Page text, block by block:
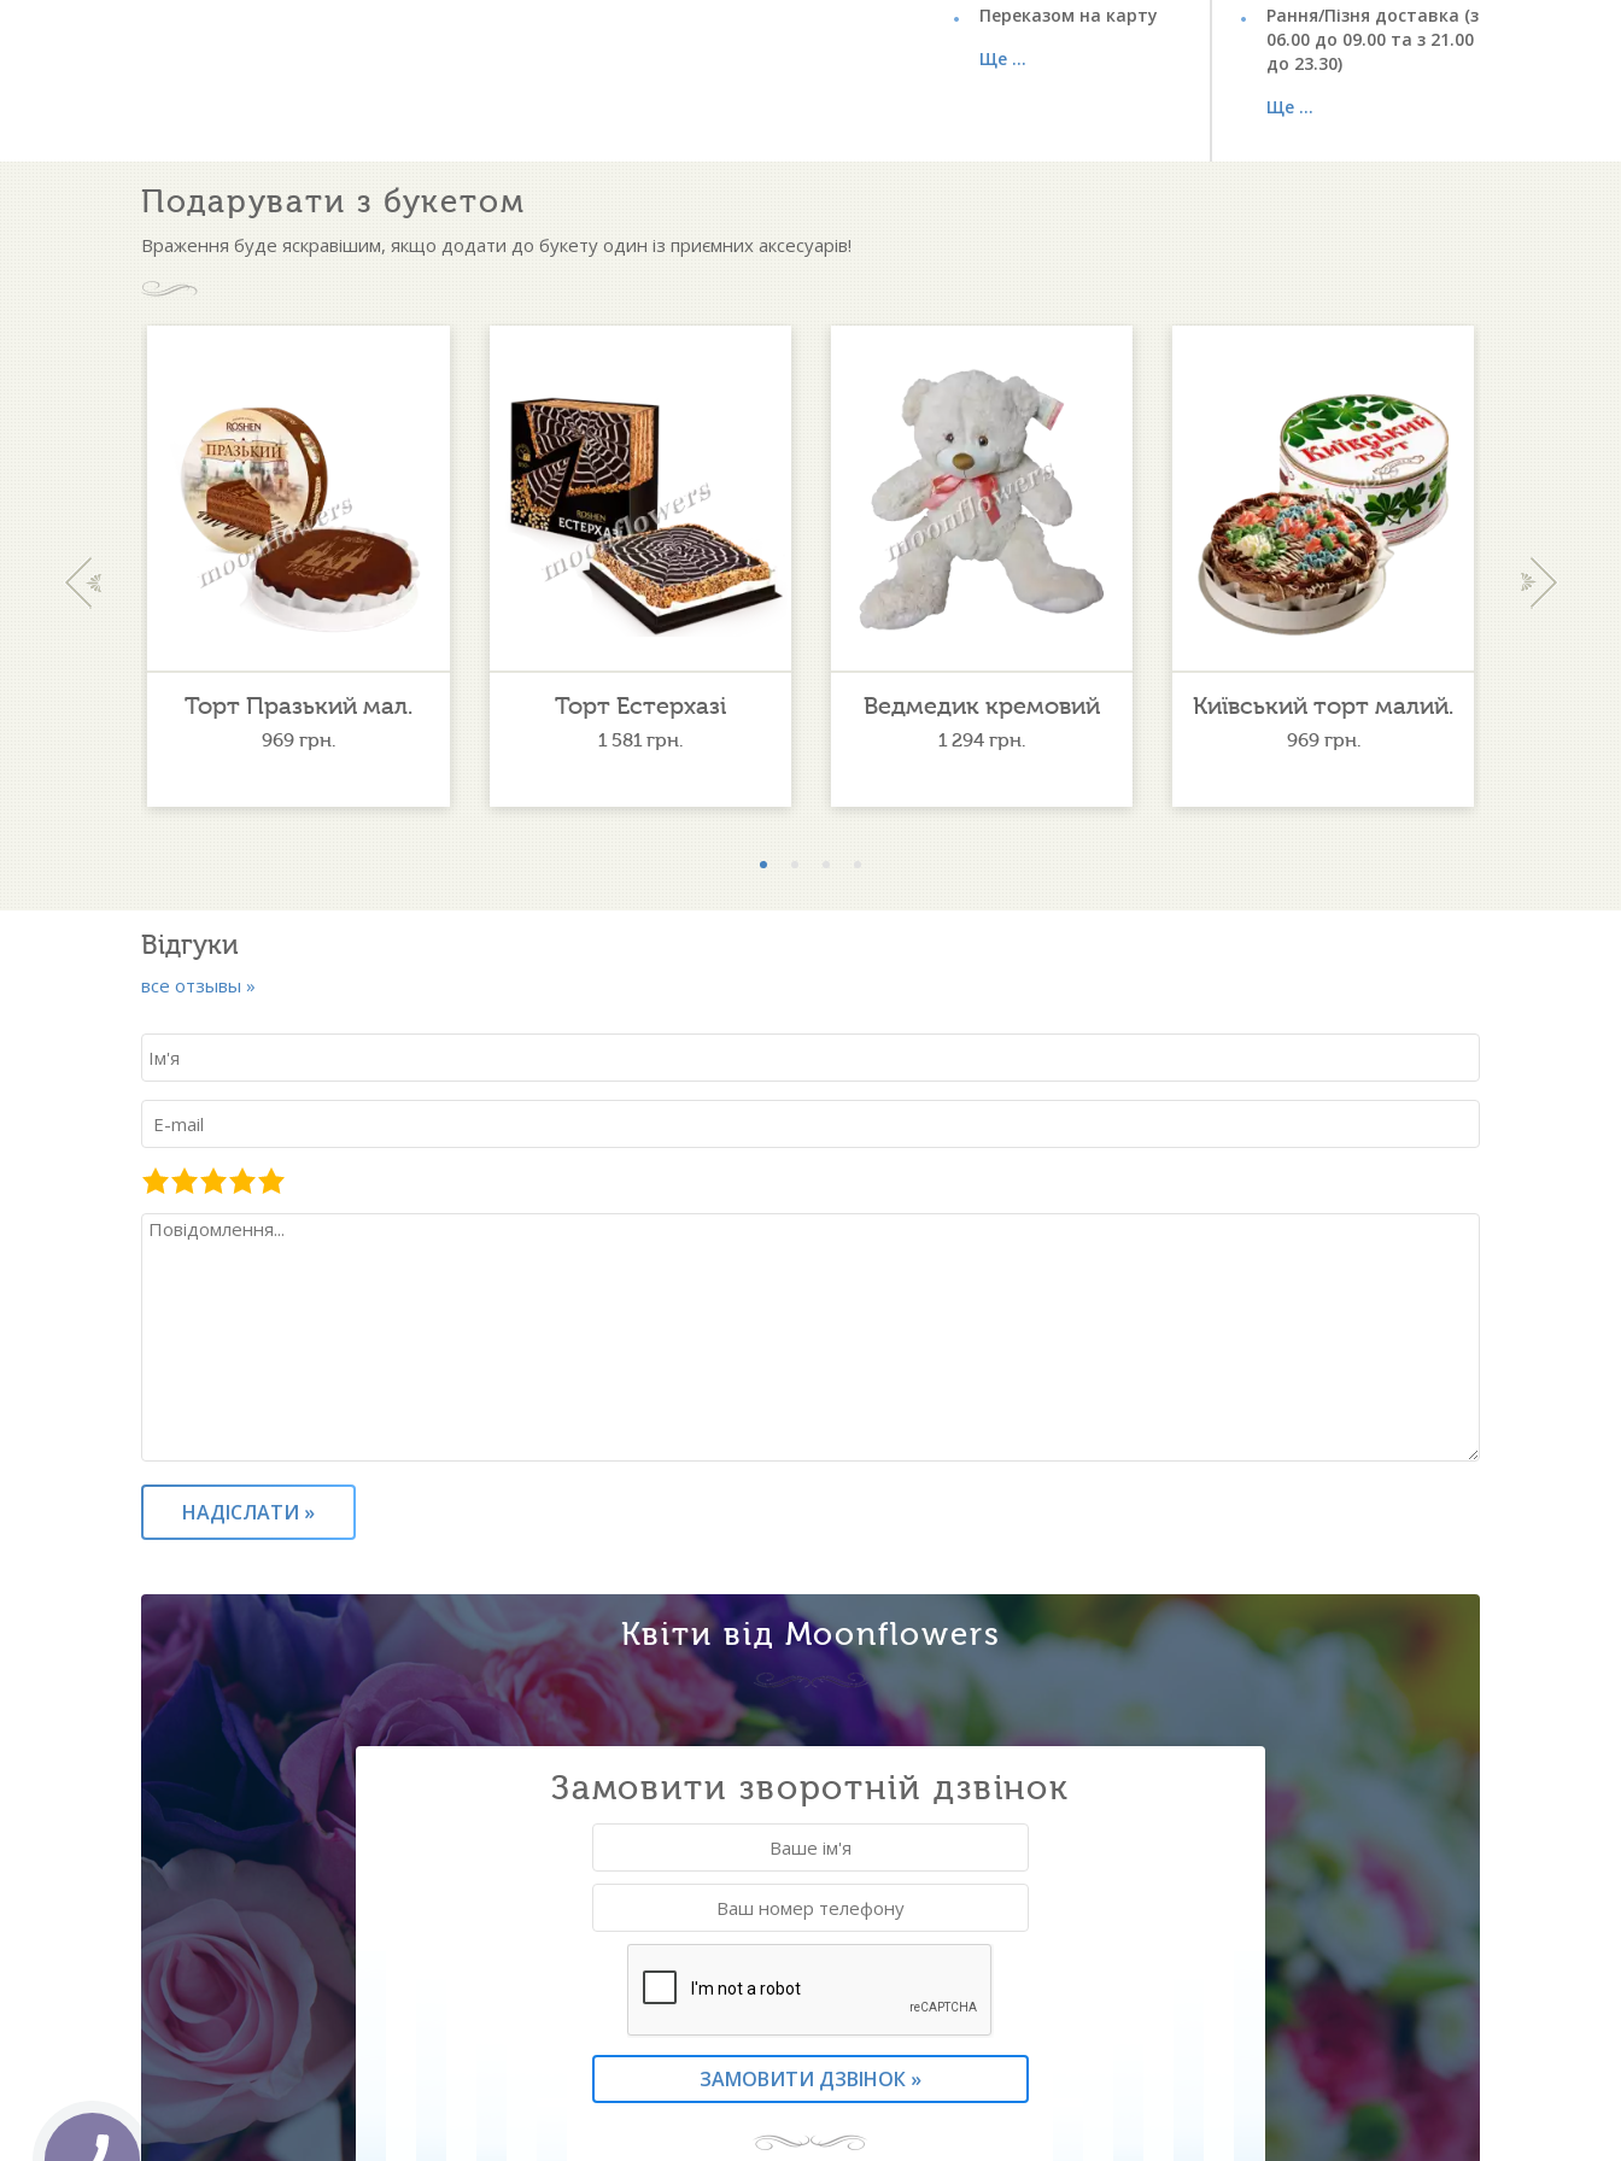
Переказом на карту
Ще ...
Рання/Пізня доставка (з
06.00 до 09.00 та з 21.00
до 23.30)
Ще ...
Подарувати з букетом
Враження буде яскравішим, якщо додати до букету один із приємних аксесуарів!
Торт Празький мал.
969 грн.
Торт Естерхазі
1 581грн.
Ведмедик кремовий
1 294 грн.
Київський торт малий.
969 грн.
‹ ›
Відгуки
все отзывы »
Квіти від Moonflowers
Замовити зворотній дзвінок